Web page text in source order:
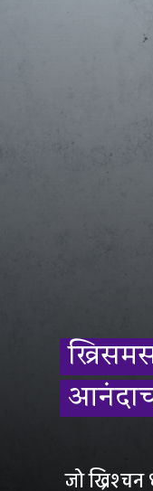
जो ख्रिश्चन